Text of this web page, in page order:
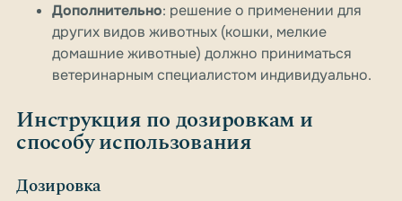
Дополнительно: решение о применении для
других видов животных (кошки, мелкие
домашние животные) должно приниматься
ветеринарным специалистом индивидуально.
Инструкция по дозировкам и
способу использования
Дозировка